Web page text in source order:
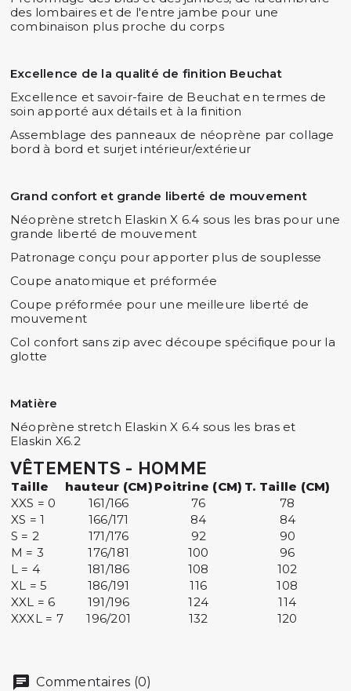
des lombaires et de l'entre jambe pour une
combinaison plus proche du corps
Excellence de la qualité de finition Beuchat
Excellence et savoir-faire de Beuchat en termes de
soin apporté aux détails et à la finition
Assemblage des panneaux de néoprène par collage
bord à bord et surjet intérieur/extérieur
Grand confort et grande liberté de mouvement
Néoprène stretch Elaskin X 6.4 sous les bras pour une
grande liberté de mouvement
Patronage conçu pour apporter plus de souplesse
Coupe anatomique et préformée
Coupe préformée pour une meilleure liberté de
mouvement
Col confort sans zip avec découpe spécifique pour la
glotte
Matière
Néoprène stretch Elaskin X 6.4 sous les bras et
Elaskin X6.2
VÊTEMENTS - HOMME
Taille hauteur (CM) Poitrine (CM) T. Taille (CM)
XXS = 0
161/166 76
78
XS = 1
166/171 84
84
S = 2
171/176 92
90
M = 3
176/181 100
96
L = 4
181/186 108
102
XL = 5
186/191 116
108
XXL = 6
191/196 124
114
XXXL = 7
196/201 132 120
Commentaires (0)